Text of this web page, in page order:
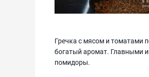
Гречка с мясом и томатами
богатый аромат. Главными
помидоры.